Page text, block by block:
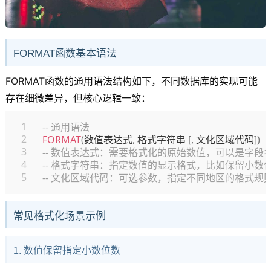
FORMAT函数基本语法
FORMAT函数的通用语法结构如下，不同数据库的实现可能
存在细微差异，但核心逻辑一致：
-- 通用语法
FORMAT(数值表达式, 格式字符串 [, 文化区域代码])
-- 数值表达式：需要格式化的原始数值，可以是字段
-- 格式字符串：指定数值的显示格式，比如保留小数
-- 文化区域代码：可选参数，指定不同地区的格式
常见格式化场景示例
1. 数值保留指定小数位数